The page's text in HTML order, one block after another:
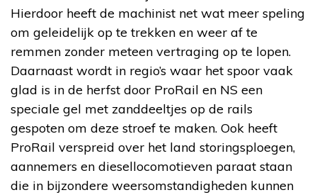
Hierdoor heeft de machinist net wat meer speling
om geleidelijk op te trekken en weer af te
remmen zonder meteen vertraging op te lopen.
Daarnaast wordt in regio’s waar het spoor vaak
glad is in de herfst door ProRail en NS een
speciale gel met zanddeeltjes op de rails
gespoten om deze stroef te maken. Ook heeft
ProRail verspreid over het land storingsploegen,
aannemers en diesellocomotieven paraat staan
die in bijzondere weersomstandigheden kunnen